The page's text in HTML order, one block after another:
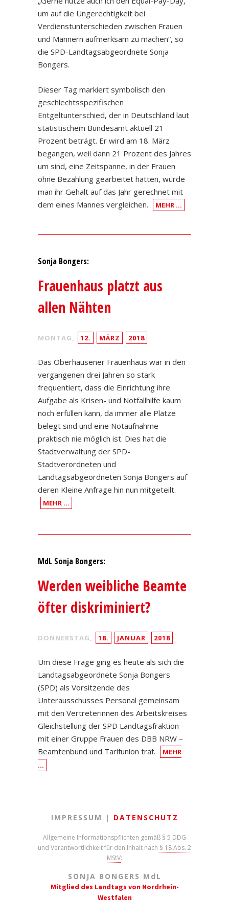
um auf die Ungerechtigkeit bei
Verdienstunterschieden zwischen Frauen
und Männern aufmerksam zu machen“, so
die SPD-Landtagsabgeordnete Sonja
Bongers.
Dieser Tag markiert symbolisch den
geschlechtsspezifischen
Entgeltunterschied, der in Deutschland laut
statistischem Bundesamt aktuell 21
Prozent beträgt. Er wird am 18. März
begangen, weil dann 21 Prozent des Jahres
um sind, eine Zeitspanne, in der Frauen
ohne Bezahlung gearbeitet hätten, würde
man ihr Gehalt auf das Jahr gerechnet mit
dem eines Mannes vergleichen.
MEHR …
Sonja Bongers:
Frauenhaus platzt aus
allen Nähten
MONTAG, 12. MÄRZ 2018
Das Oberhausener Frauenhaus war in den
vergangenen drei Jahren so stark
frequentiert, dass die Einrichtung ihre
Aufgabe als Krisen- und Notfallhilfe kaum
noch erfüllen kann, da immer alle Plätze
belegt sind und eine Notaufnahme
praktisch nie möglich ist. Dies hat die
Stadtverwaltung der SPD-
Stadtverordneten und
Landtagsabgeordneten Sonja Bongers auf
deren Kleine Anfrage hin nun mitgeteilt.
MEHR …
MdL Sonja Bongers:
Werden weibliche Beamte
öfter diskriminiert?
DONNERSTAG, 18. JANUAR 2018
Um diese Frage ging es heute als sich die
Landtagsabgeordnete Sonja Bongers
(SPD) als Vorsitzende des
Unterausschusses Personal gemeinsam
mit den Vertreterinnen des Arbeitskreises
Gleichstellung der SPD Landtagsfraktion
mit einer Gruppe Frauen des DBB NRW –
Beamtenbund und Tarifunion traf.
MEHR
…
IMPRESSUM | DATENSCHUTZ
Allgemeine Informationspflichten gemäß § 5 DDG
und Verantwortlichkeit für den Inhalt nach § 18 Abs. 2
MStV:
SONJA BONGERS M d L
Mitglied des Landtags von Nordrhein-
Westfalen